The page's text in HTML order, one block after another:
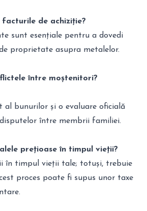
facturile de achiziție?
sunt esențiale pentru a dovedi
proprietate asupra metalelor.
între moștenitori?
al bunurilor și o evaluare oficială
între membrii familiei.
prețioase în timpul vieții?
în timpul vieții tale; totuși, trebuie
proces poate fi supus unor taxe